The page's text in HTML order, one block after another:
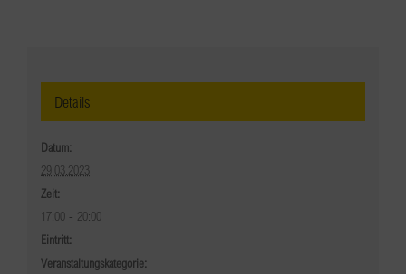
Details
Datum:
29.03.2023
Zeit:
17:00 - 20:00
Eintritt:
Veranstaltungskategorie: